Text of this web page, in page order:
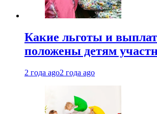
Какие льготы и
положены детям
2 года ago2 года ago